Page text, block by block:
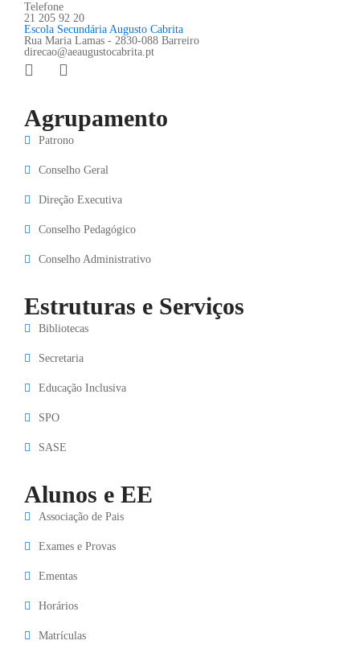
Telefone
21 205 92 20
Escola Secundária Augusto Cabrita
Rua Maria Lamas - 2830-088 Barreiro
direcao@aeaugustocabrita.pt
Agrupamento
Patrono
Conselho Geral
Direção Executiva
Conselho Pedagógico
Conselho Administrativo
Estruturas e Serviços
Bibliotecas
Secretaria
Educação Inclusiva
SPO
SASE
Alunos e EE
Associação de Pais
Exames e Provas
Ementas
Horários
Matrículas